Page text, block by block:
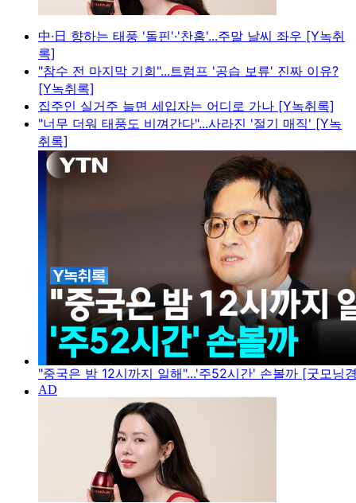
中·日 향하는 태풍 '돌핀'·'찬홈'...주말 날씨 좌우 [Y녹취
록]
"참수 전 마지막 기회"...트럼프 '공습 보류' 진짜 이유?
[Y녹취록]
집주인 실거주 늘면 세입자는 어디로 가나 [Y녹취록]
"너무 더워 태풍도 비껴간다"...사라진 '절기 매직' [Y녹
취록]
"중국은 밤 12시까지 일해"...'주52시간' 손볼까 [굿모닝